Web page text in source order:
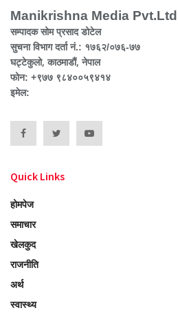
Manikrishna Media Pvt.Ltd
सम्पादक सोम प्रसाद डोटेल
सुचना विभाग दर्ता नं.: १७६२/०७६-७७
घट्टेकुलो, काठमाडौं, नेपाल
फोन: +९७७ ९८४००५९४१४
इमेल:
Quick Links
होमपेज
समाचार
खेलकुद
राजनीति
अर्थ
स्वास्थ्य